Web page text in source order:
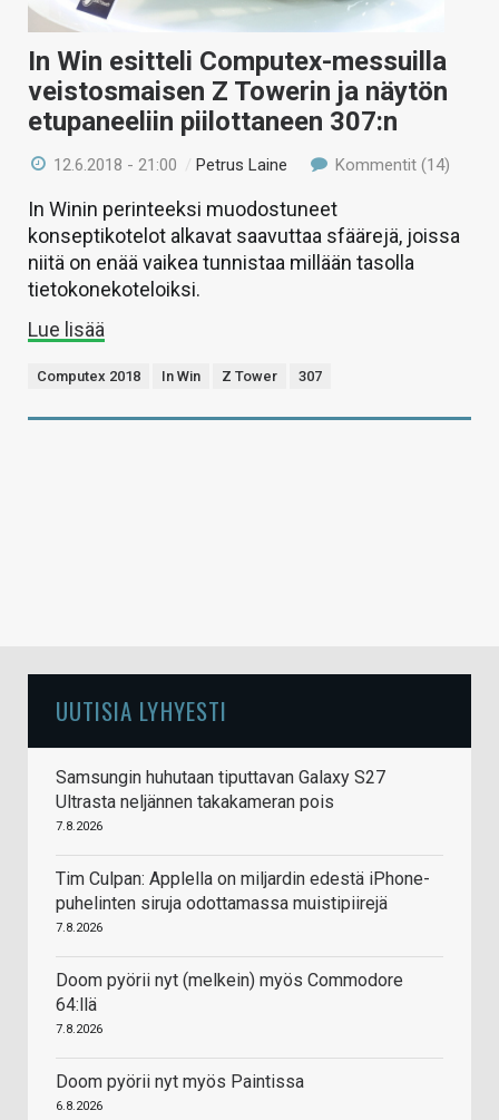
In Win esitteli Computex-messuilla
veistosmaisen Z Towerin ja näytön
etupaneeliin piilottaneen 307:n
12.6.2018 - 21:00 /Petrus Laine Kommentit (14)
In Winin perinteeksi muodostuneet
konseptikotelot alkavat saavuttaa sfäärejä, joissa
niitä on enää vaikea tunnistaa millään tasolla
tietokonekoteloiksi.
Lue lisää
Computex 2018 In Win Z Tower 307
UUTISIA LYHYESTI
Samsungin huhutaan tiputtavan Galaxy S27
Ultrasta neljännen takakameran pois
7.8.2026
Tim Culpan: Applella on miljardin edestä iPhone-
puhelinten siruja odottamassa muistipiirejä
7.8.2026
Doom pyörii nyt (melkein) myös Commodore
64:llä
7.8.2026
Doom pyörii nyt myös Paintissa
6.8.2026